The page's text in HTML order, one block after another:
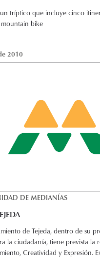
tríptico que incluye cinco
bike
2010
DE MEDIANÍAS
de Tejeda, dentro de su
la ciudadanía, tiene prevista la
Creatividad y Expresión.